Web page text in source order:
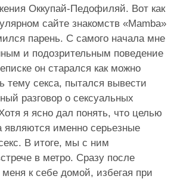
Оккупай-Педофиляй. Вот как
сайте знакомств «Mamba»
парень. С самого начала мне
и подозрительным поведение
он старался как можно
тему секса, пытался вывести
разговор о сексуальных
я ясно дал понять, что целью
являются именно серьезные
В итоге, мы с ним
в метро. Сразу после
меня к себе домой, избегая при